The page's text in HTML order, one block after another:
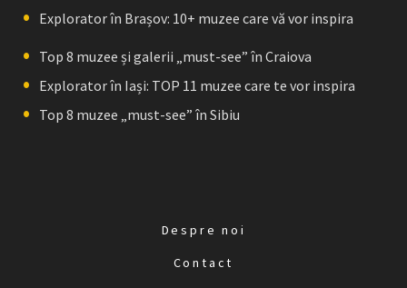
Explorator în Brașov: 10+ muzee care vă vor inspira
Top 8 muzee și galerii „must-see” în Craiova
Explorator în Iași: TOP 11 muzee care te vor inspira
Top 8 muzee „must-see” în Sibiu
Despre noi
Contact